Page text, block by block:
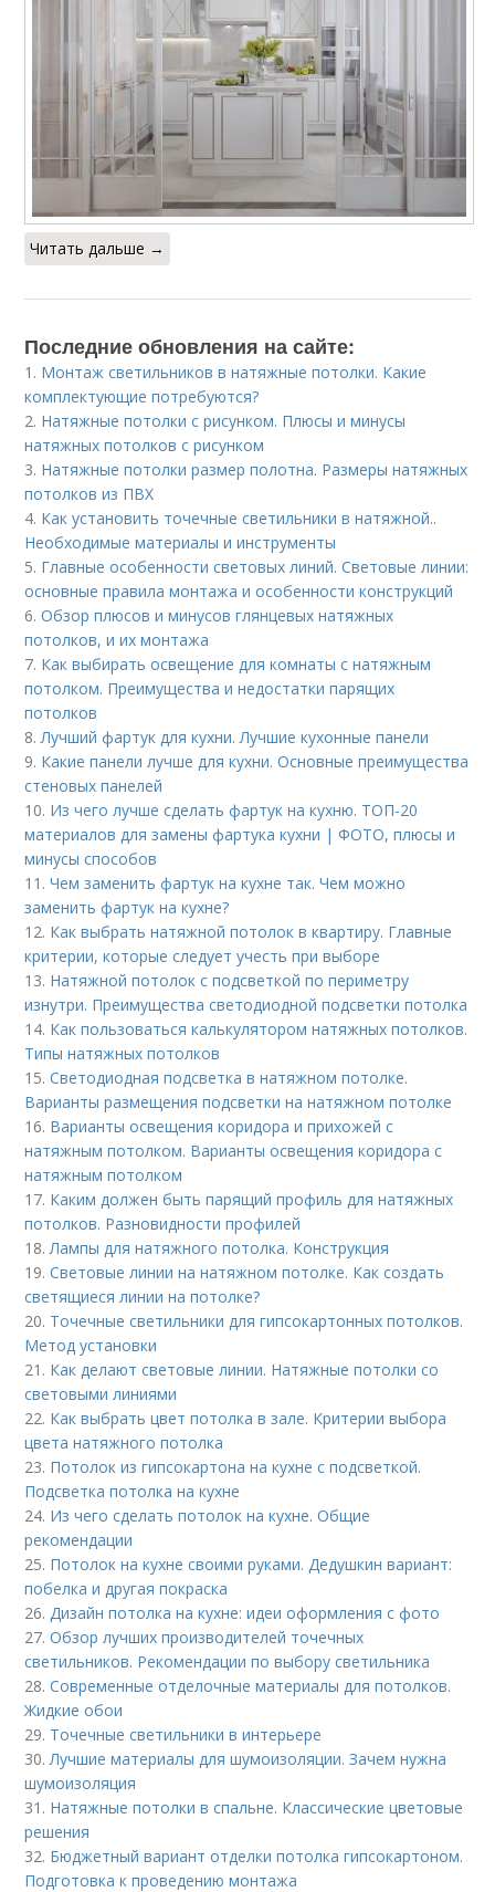
Читать дальше →
Последние обновления на сайте:
1. Монтаж светильников в натяжные потолки. Какие
комплектующие потребуются?
2. Натяжные потолки с рисунком. Плюсы и минусы
натяжных потолков с рисунком
3. Натяжные потолки размер полотна. Размеры натяжных
потолков из ПВХ
4. Как установить точечные светильники в натяжной..
Необходимые материалы и инструменты
5. Главные особенности световых линий. Световые линии:
основные правила монтажа и особенности конструкций
6.Обзор плюсов и минусов глянцевых натяжных
потолков, и их монтажа
7. Как выбирать освещение для комнаты с натяжным
потолком. Преимущества и недостатки парящих
потолков
8.Лучший фартук для кухни. Лучшие кухонные панели
9. Какие панели лучше для кухни. Основные преимущества
стеновых панелей
10. Из чего лучше сделать фартук на кухню. ТОП-20
материалов для замены фартука кухни | ФОТО, плюсы и
минусы способов
11.Чем заменить фартук на кухне так. Чем можно
заменить фартук на кухне?
12. Как выбрать натяжной потолок в квартиру. Главные
критерии, которые следует учесть при выборе
13. Натяжной потолок с подсветкой по периметру
изнутри. Преимущества светодиодной подсветки потолка
14. Как пользоваться калькулятором натяжных потолков.
Типы натяжных потолков
15.Светодиодная подсветка в натяжном потолке.
Варианты размещения подсветки на натяжном потолке
16. Варианты освещения коридора и прихожей с
натяжным потолком. Варианты освещения коридора с
натяжным потолком
17. Каким должен быть парящий профиль для натяжных
потолков. Разновидности профилей
18.Лампы для натяжного потолка. Конструкция
19.Cветовые линии на натяжном потолке. Как создать
светящиеся линии на потолке?
20. Точечные светильники для гипсокартонных потолков.
Метод установки
21. Как делают световые линии. Натяжные потолки со
световыми линиями
22. Как выбрать цвет потолка в зале. Критерии выбора
цвета натяжного потолка
23. Потолок из гипсокартона на кухне с подсветкой.
Подсветка потолка на кухне
24. Из чего сделать потолок на кухне. Общие
рекомендации
25. Потолок на кухне своими руками. Дедушкин вариант:
побелка и другая покраска
26.Дизайн потолка на кухне: идеи оформления с фото
27.Обзор лучших производителей точечных
светильников. Рекомендации по выбору светильника
28.Современные отделочные материалы для потолков.
Жидкие обои
29. Точечные светильники в интерьере
30.Лучшие материалы для шумоизоляции. Зачем нужна
шумоизоляция
31. Натяжные потолки в спальне. Классические цветовые
решения
32. Бюджетный вариант отделки потолка гипсокартоном.
Подготовка к проведению монтажа